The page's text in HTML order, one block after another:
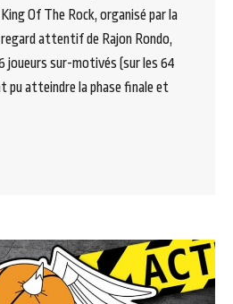
Of The Rock, organisé par la
regard attentif de Rajon Rondo,
joueurs sur-motivés (sur les 64
pu atteindre la phase finale et